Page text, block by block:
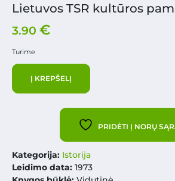
Lietuvos TSR kultūros
3.90 €
Turime
Į KREPŠELĮ
PRIDĖTI Į NORŲ
Kategorija: Istorija
Leidimo data: 1973